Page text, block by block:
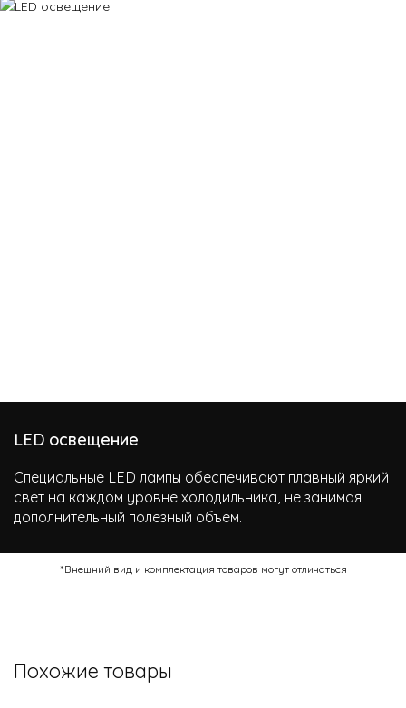
LED освещение
Специальные LED лампы обеспечивают плавный яркий
свет на каждом уровне холодильника, не занимая
дополнительный полезный объем.
*Внешний вид и комплектация товаров могут отличаться
Похожие товары